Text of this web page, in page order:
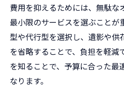
費用を抑えるためには、無駄な
最小限のサービスを選ぶことが
型や代行型を選択し、遺影や供
を省略することで、負担を軽減
を知ることで、予算に合った最
なります。